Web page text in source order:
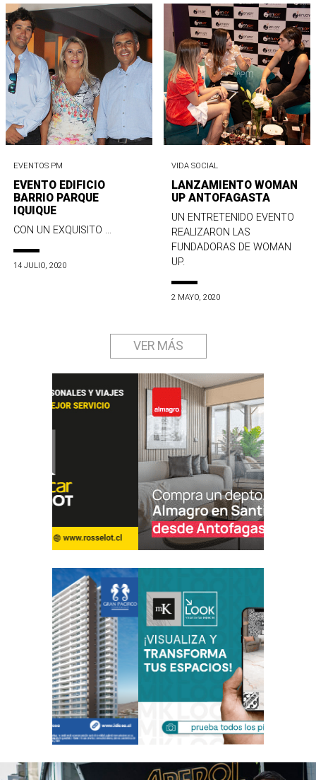
EVENTOS PM
EVENTO EDIFICIO
BARRIO PARQUE
IQUIQUE
CON UN EXQUISITO ...
14 JULIO, 2020
VIDA SOCIAL
LANZAMIENTO WOMAN
UP ANTOFAGASTA
UN ENTRETENIDO EVENTO
REALIZARON LAS
FUNDADORAS DE WOMAN
UP.
2 MAYO, 2020
VER MÁS